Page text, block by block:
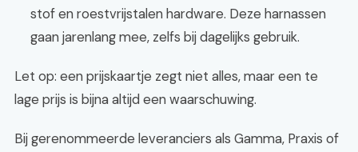
stof en roestvrijstalen hardware. Deze harnassen
gaan jarenlang mee, zelfs bij dagelijks gebruik.
Let op: een prijskaartje zegt niet alles, maar een te
lage prijs is bijna altijd een waarschuwing.
Bij gerenommeerde leveranciers als Gamma, Praxis of